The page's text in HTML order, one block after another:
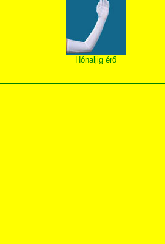
Hónaljig érő